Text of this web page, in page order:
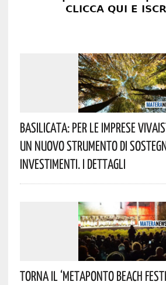
Basilicata: Per Le Imprese
Un Nuovo Strumento Di
Investimenti. I Dettagli
Torna Il ‘Metaponto Beach